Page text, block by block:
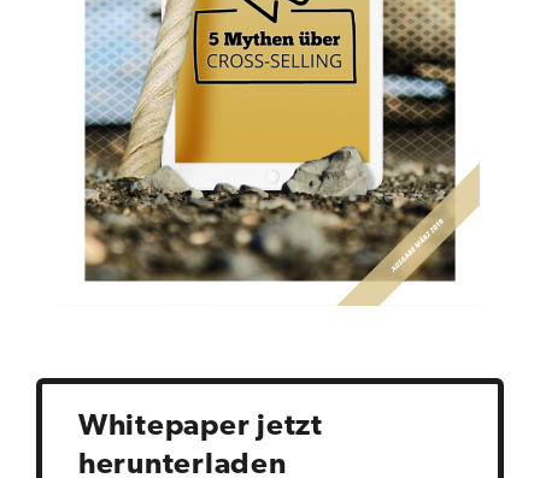
Whitepaper jetzt
herunterladen